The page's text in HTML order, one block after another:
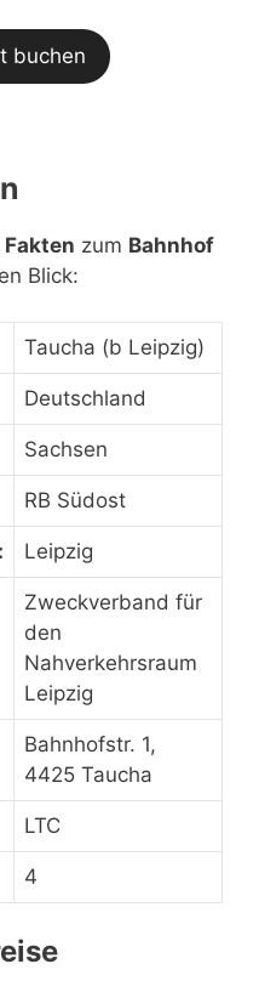
buchen
Fakten zum Bahnhof
Blick:
Taucha (b Leipzig)
Deutschland
Sachsen
RB Südost
Leipzig
Zweckverband für
den
Nahverkehrsraum
Leipzig
Bahnhofstr. 1,
4425 Taucha
LTC
4